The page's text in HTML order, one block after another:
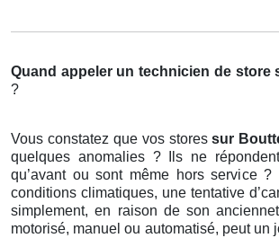
Quand appeler un technicien de store
?
Vous constatez que vos storessur
quelques anomalies ? Ils ne
qu’avant ou sont même hors service
conditions climatiques, une tentative
simplement, en raison de son
motorisé, manuel ou automatisé, peut un